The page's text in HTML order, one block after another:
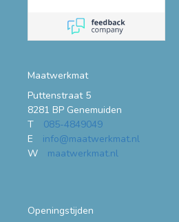
niet meer bestellen.
UPS kwam 5 uur
later dan gepland en
de deur op straat
onze buurman het bij
hem binnen gezet.
Maatwerkmat
Puttenstraat 5
8281 BP Genemuiden
T
085-4849049
E
info@maatwerkmat.nl
W
maatwerkmat.nl
Openingstijden